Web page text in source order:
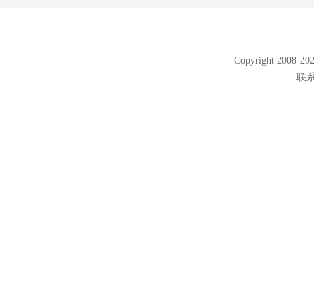
Copyright 2008-
联